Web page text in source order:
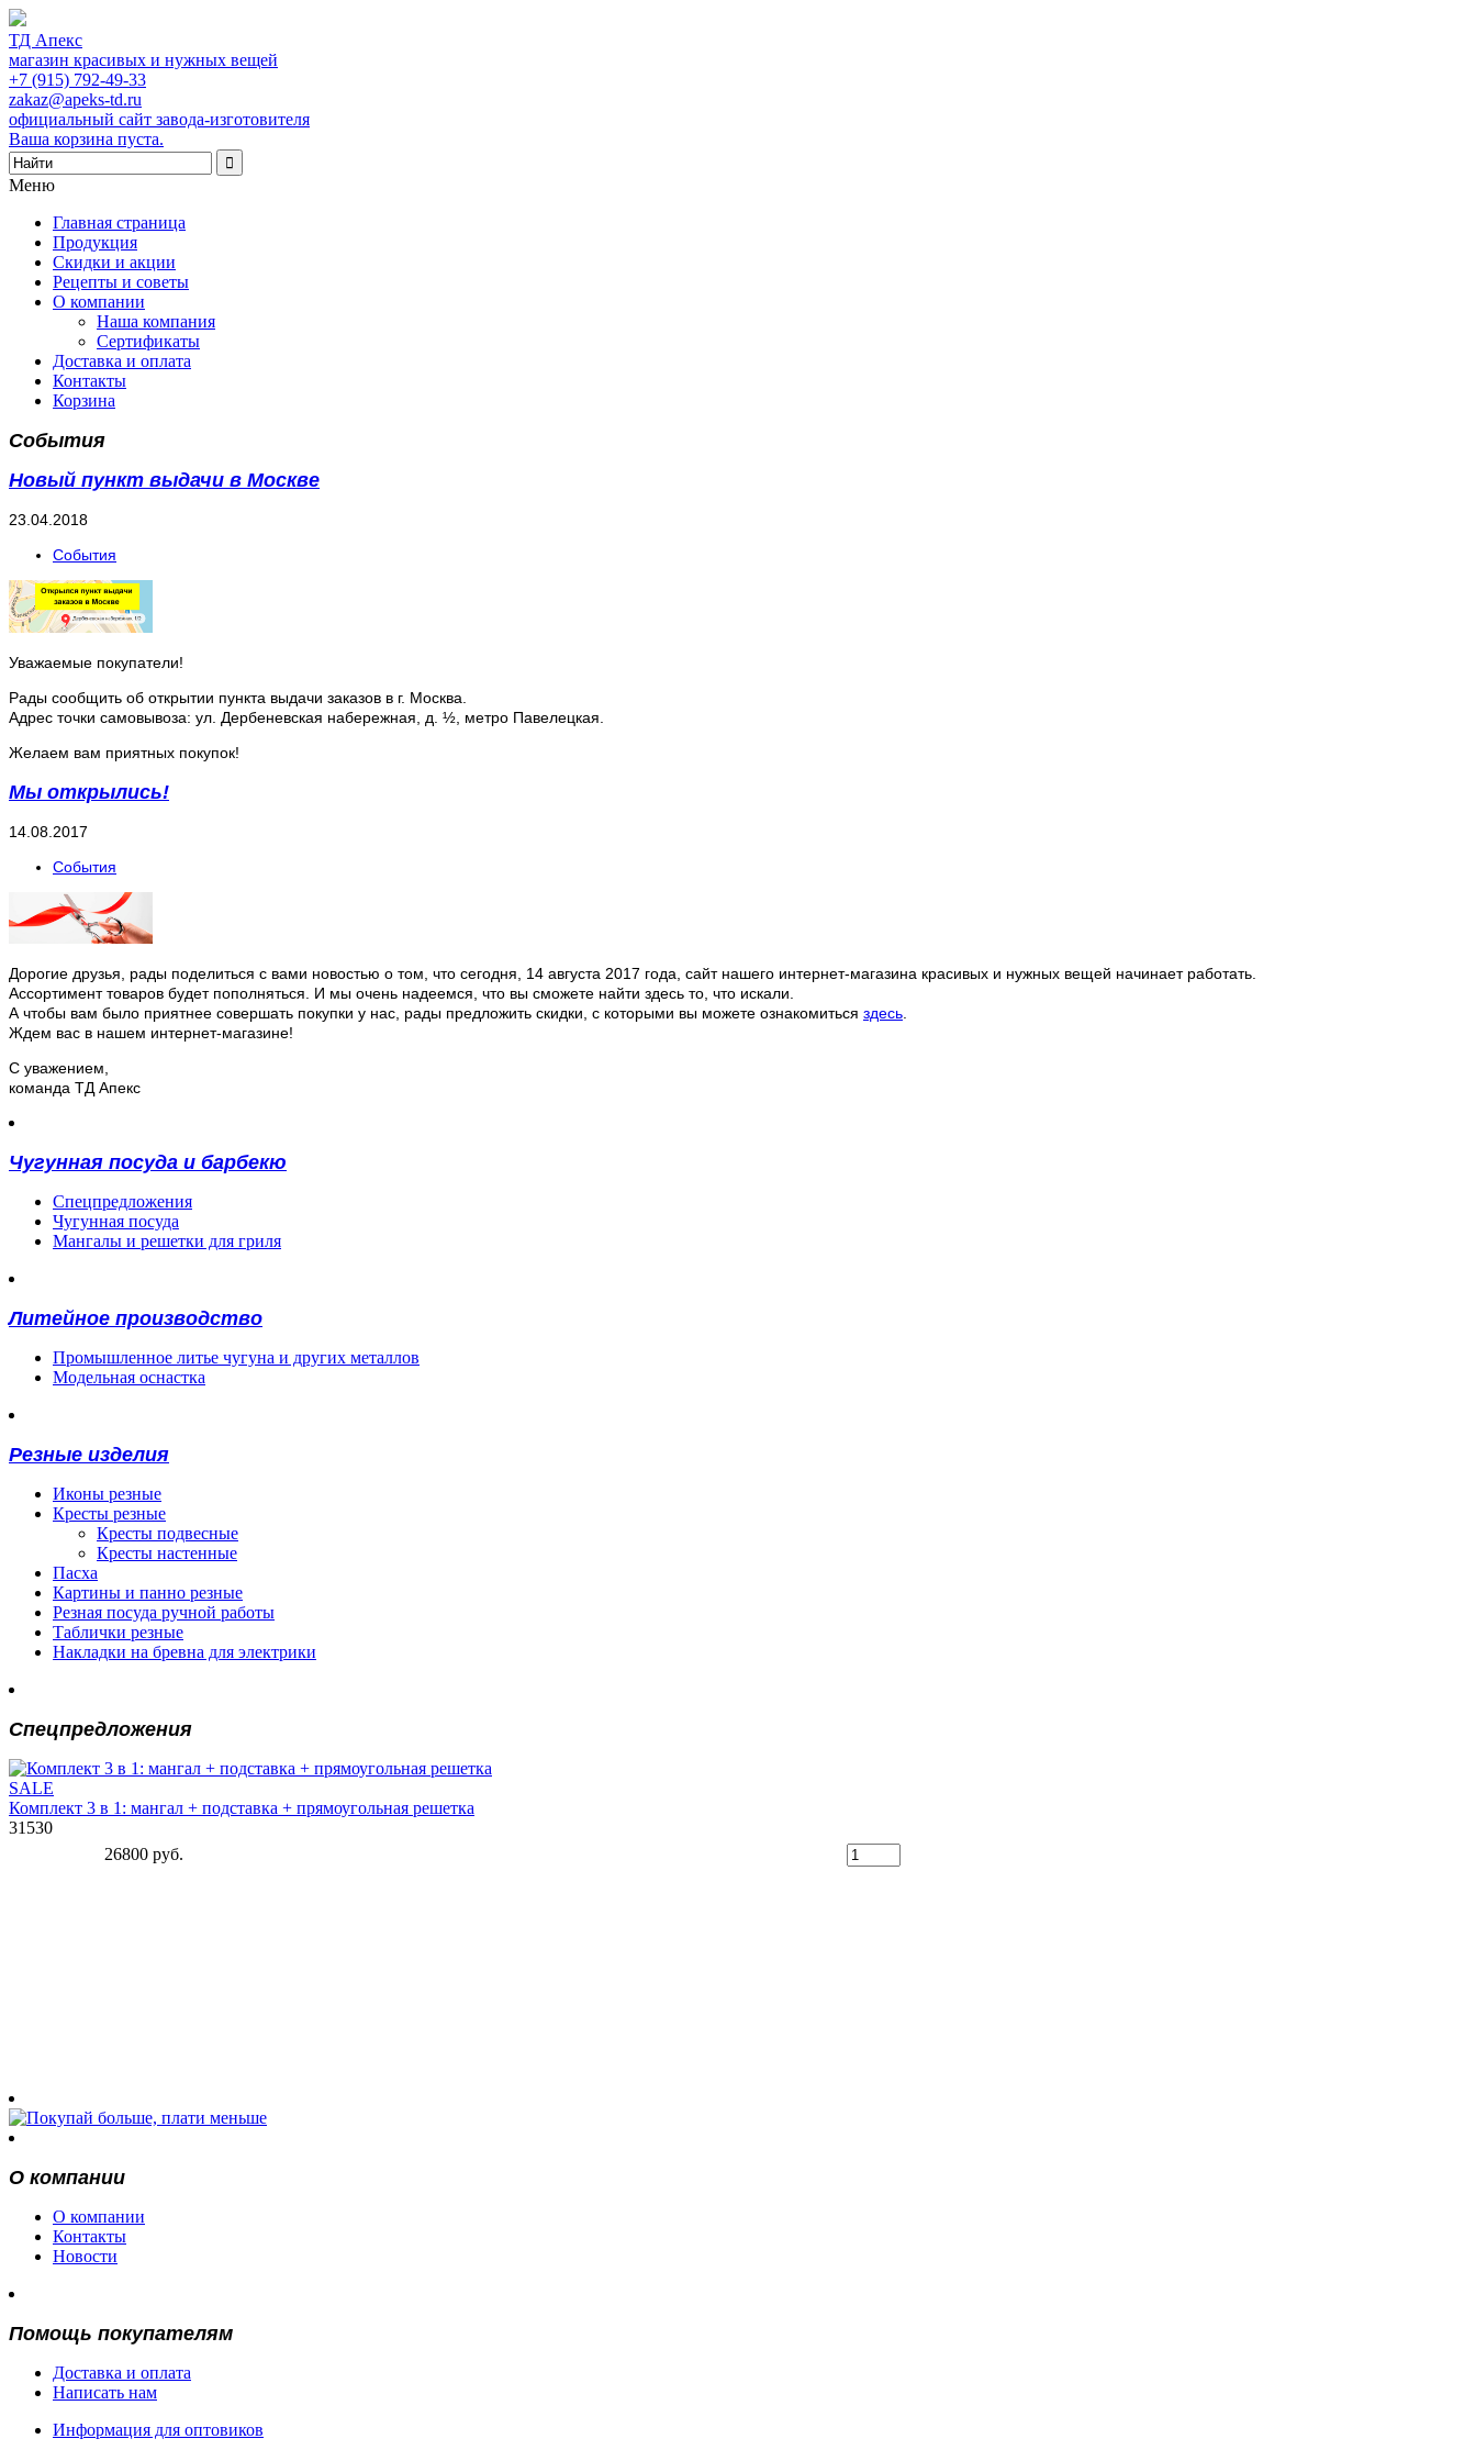
ТД Апекс
магазин красивых и нужных вещей
+7 (915) 792-49-33
zakaz@apeks-td.ru
официальный сайт завода-изготовителя
Ваша корзина пуста.
Меню
Главная страница
Продукция
Скидки и акции
Рецепты и советы
О компании
Наша компания
Сертификаты
Доставка и оплата
Контакты
Корзина
События
Новый пункт выдачи в Москве
23.04.2018
События
Уважаемые покупатели!
Рады сообщить об открытии пункта выдачи заказов в г. Москва.
Адрес точки самовывоза: ул. Дербеневская набережная, д. ½, метро Павелецкая.
Желаем вам приятных покупок!
Мы открылись!
14.08.2017
События
Дорогие друзья, рады поделиться с вами новостью о том, что сегодня, 14 августа 2017 года, сайт нашего интернет-магазина красивых и нужных вещей начинает работать.
Ассортимент товаров будет пополняться. И мы очень надеемся, что вы сможете найти здесь то, что искали.
А чтобы вам было приятнее совершать покупки у нас, рады предложить скидки, с которыми вы можете ознакомиться здесь.
Ждем вас в нашем интернет-магазине!
С уважением,
команда ТД Апекс
Чугунная посуда и барбекю
Спецпредложения
Чугунная посуда
Мангалы и решетки для гриля
Литейное производство
Промышленное литье чугуна и других металлов
Модельная оснастка
Резные изделия
Иконы резные
Кресты резные
Кресты подвесные
Кресты настенные
Пасха
Картины и панно резные
Резная посуда ручной работы
Таблички резные
Накладки на бревна для электрики
Спецпредложения
SALE
Комплект 3 в 1: мангал + подставка + прямоугольная решетка
31530
26800 руб.
О компании
О компании
Контакты
Новости
Помощь покупателям
Доставка и оплата
Написать нам
Информация для оптовиков